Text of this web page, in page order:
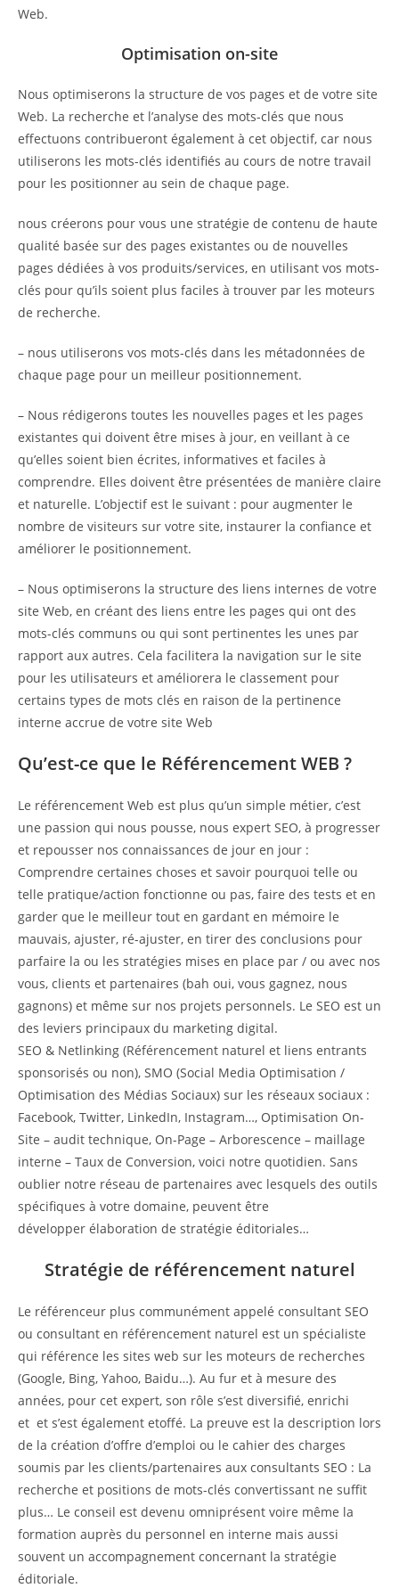
Web.
Optimisation on-site
Nous optimiserons la structure de vos pages et de votre site
Web. La recherche et l’analyse des mots-clés que nous
effectuons contribueront également à cet objectif, car nous
utiliserons les mots-clés identifiés au cours de notre travail
pour les positionner au sein de chaque page.
nous créerons pour vous une stratégie de contenu de haute
qualité basée sur des pages existantes ou de nouvelles
pages dédiées à vos produits/services, en utilisant vos mots-
clés pour qu’ils soient plus faciles à trouver par les moteurs
de recherche.
– nous utiliserons vos mots-clés dans les métadonnées de
chaque page pour un meilleur positionnement.
– Nous rédigerons toutes les nouvelles pages et les pages
existantes qui doivent être mises à jour, en veillant à ce
qu’elles soient bien écrites, informatives et faciles à
comprendre. Elles doivent être présentées de manière claire
et naturelle. L’objectif est le suivant : pour augmenter le
nombre de visiteurs sur votre site, instaurer la confiance et
améliorer le positionnement.
– Nous optimiserons la structure des liens internes de votre
site Web, en créant des liens entre les pages qui ont des
mots-clés communs ou qui sont pertinentes les unes par
rapport aux autres. Cela facilitera la navigation sur le site
pour les utilisateurs et améliorera le classement pour
certains types de mots clés en raison de la pertinence
interne accrue de votre site Web
Qu’est-ce que le Référencement WEB ?
Le référencement Web est plus qu’un simple métier, c’est
une passion qui nous pousse, nous expert SEO, à progresser
et repousser nos connaissances de jour en jour :
Comprendre certaines choses et savoir pourquoi telle ou
telle pratique/action fonctionne ou pas, faire des tests et en
garder que le meilleur tout en gardant en mémoire le
mauvais, ajuster, ré-ajuster, en tirer des conclusions pour
parfaire la ou les stratégies mises en place par / ou avec nos
vous, clients et partenaires (bah oui, vous gagnez, nous
gagnons) et même sur nos projets personnels. Le SEO est un
des leviers principaux du marketing digital.
SEO & Netlinking (Référencement naturel et liens entrants
sponsorisés ou non), SMO (Social Media Optimisation /
Optimisation des Médias Sociaux) sur les réseaux sociaux :
Facebook, Twitter, LinkedIn, Instagram…, Optimisation On-
Site – audit technique, On-Page – Arborescence – maillage
interne – Taux de Conversion, voici notre quotidien. Sans
oublier notre réseau de partenaires avec lesquels des outils
spécifiques à votre domaine, peuvent être
développer élaboration de stratégie éditoriales…
Stratégie de référencement naturel
Le référenceur plus communément appelé consultant SEO
ou consultant en référencement naturel est un spécialiste
qui référence les sites web sur les moteurs de recherches
(Google, Bing, Yahoo, Baidu…). Au fur et à mesure des
années, pour cet expert, son rôle s’est diversifié, enrichi
et et s’est également etoffé. La preuve est la description lors
de la création d’offre d’emploi ou le cahier des charges
soumis par les clients/partenaires aux consultants SEO : La
recherche et positions de mots-clés convertissant ne suffit
plus… Le conseil est devenu omniprésent voire même la
formation auprès du personnel en interne mais aussi
souvent un accompagnement concernant la stratégie
éditoriale.